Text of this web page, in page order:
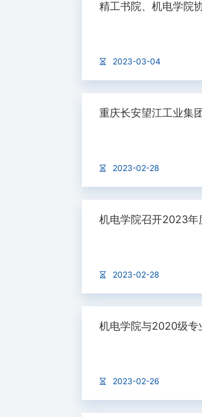
精工书院、机电学院
2023-03-04
重庆长安望江工业集
2023-02-28
机电学院召开2023年
2023-02-28
机电学院与2020级专
2023-02-26